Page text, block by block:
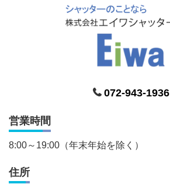
072-943-1936
営業時間
8:00～19:00（年末年始を除く）
住所